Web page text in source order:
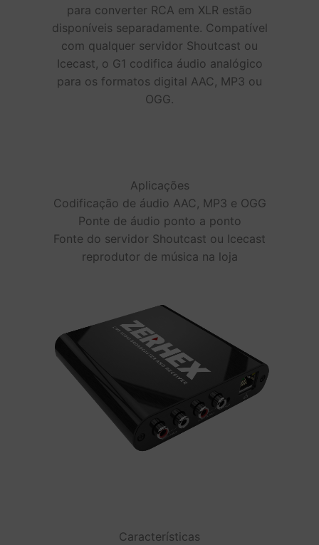
para converter RCA em XLR estão
disponíveis separadamente. Compatível
com qualquer servidor Shoutcast ou
Icecast, o G1 codifica áudio analógico
para os formatos digital AAC, MP3 ou
OGG.
Aplicações
Codificação de áudio AAC, MP3 e OGG
Ponte de áudio ponto a ponto
Fonte do servidor Shoutcast ou Icecast
reprodutor de música na loja
Características